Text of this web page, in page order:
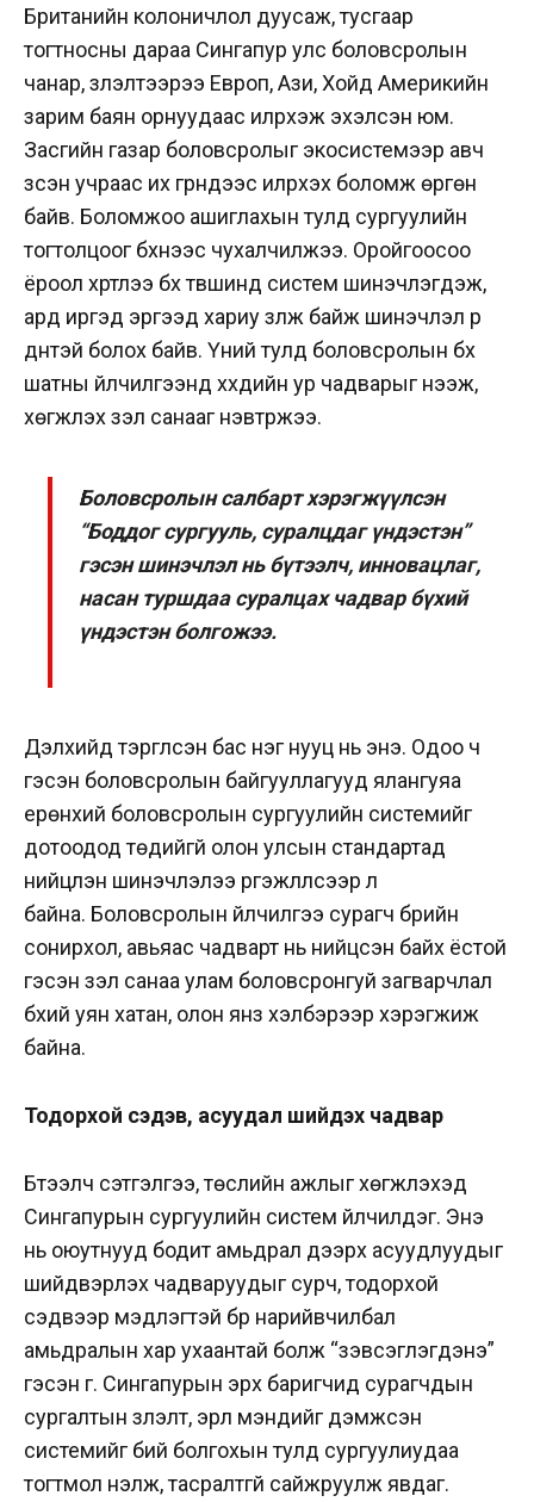
Британийн колоничлол дуусаж, тусгаар
тогтносны дараа Сингапур улс боловсролын
чанар, үзүүлэлтээрээ Европ, Ази, Хойд Америкийн
зарим баян орнуудаас илүүрхэж эхэлсэн юм.
Засгийн газар боловсролыг экосистемээр авч
үзсэн учраас их гүрнүүдээс илүүрхэх боломж өргөн
байв. Боломжоо ашиглахын тулд сургуулийн
тогтолцоог бүхнээс чухалчилжээ. Оройгоосоо
ёроол хүртлээ бүх түвшинд систем шинэчлэгдэж,
ард иргэд эргээд хариу үзүүлж байж шинэчлэл үр
дүнтэй болох байв. Үүний тулд боловсролын бүх
шатны үйлчилгээнд хүүхдийн ур чадварыг нээж,
хөгжүүлэх үзэл санааг нэвтрүүжээ.
Боловсролын салбарт хэрэгжүүлсэн
“Боддог сургууль, суралцдаг үндэстэн”
гэсэн шинэчлэл нь бүтээлч, инновацлаг,
насан туршдаа суралцах чадвар бүхий
үндэстэн болгожээ.
Дэлхийд тэргүүлсэн бас нэг нууц нь энэ. Одоо ч
гэсэн боловсролын байгууллагууд ялангуяа
ерөнхий боловсролын сургуулийн системийг
дотоодод төдийгүй олон улсын стандартад
нийцүүлэн шинэчлэлээ үргэжлүүлсээр л
байна. Боловсролын үйлчилгээ сурагч бүрийн
сонирхол, авьяас чадварт нь нийцсэн байх ёстой
гэсэн үзэл санаа улам боловсронгуй загварчлал
бүхий уян хатан, олон янз хэлбэрээр хэрэгжиж
байна.
Тодорхой сэдэв, асуудал шийдэх чадвар
Бүтээлч сэтгэлгээ, төслийн ажлыг хөгжүүлэхэд
Сингапурын сургуулийн систем үйлчилдэг. Энэ
нь оюутнууд бодит амьдрал дээрх асуудлуудыг
шийдвэрлэх чадваруудыг сурч, тодорхой
сэдвээр мэдлэгтэй бүр нарийвчилбал
амьдралын хар ухаантай болж “зэвсэглэгдэнэ”
гэсэн үг. Сингапурын эрх баригчид сурагчдын
сургалтын үзүүлэлт, эрүүл мэндийг дэмжсэн
системийг бий болгохын тулд сургуулиудаа
тогтмол үнэлж, тасралтгүй сайжруулж явдаг.